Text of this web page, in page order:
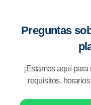
Preguntas
¡Estamos aquí
requisitos,